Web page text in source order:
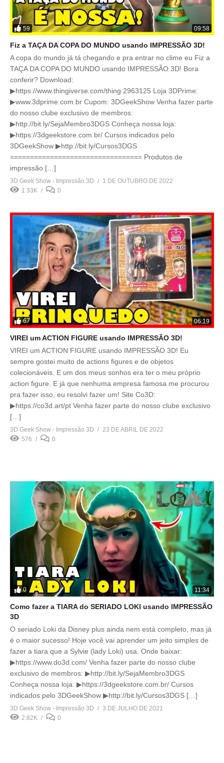
59 09:58
Fiz a TAÇA DA COPA DO MUNDO usando IMPRESSÃO 3D!
A copa do mundo já tá chegando e pra entrar no clime eu Fiz a
TAÇA DA COPA DO MUNDO usando IMPRESSÃO 3D! Bora
conferir? Download:
▶https://www.thingiverse.com/thing:2963125 Loja 3DPrime:
▶www.3dprime.com.br Cupom: 3DGeekShow Venha fazer parte
do nosso clube exclusivo de membros:
▶http://bit.ly/SejaMembro3DGS Conheça nossa loja:
▶https://3dgeekstore.com.br/ Cursos indicados pelo
3DGeekShow ▶http://bit.ly/Cursos3DGS
================================= Produtos de
impressão […]
3D Geek Show - Impressão 3D
1 DE OUTUBRO DE 2022
1.33K
0
67 06:19
VIREI um ACTION FIGURE usando IMPRESSÃO 3D!
VIREI um ACTION FIGURE usando IMPRESSÃO 3D! Eu
sempre gostei muito de actions figures e de objetos
colecionáveis. E um dos meus sonhos era ter o meu próprio
action figure. E já que nenhuma empresa famosa me procurou
pra fazer isso, eu resolvi fazer um! Site Co3D:
▶https://co3d.art/pt Venha fazer parte do nosso clube exclusivo
[…]
3D Geek Show - Impressão 3D
23 DE ABRIL DE 2022
576
0
0 11:34
Como fazer a TIARA do SERIADO LOKI usando IMPRESSÃO
3D
O seriado Loki da Disney plus ainda nem está completo, mas já
é o maior sucesso! Hoje você vai aprender um jeito simples de
fazer a tiara que a Sylvie (lady Loki) usa. Onde baixar:
▶https://www.do3d.com/ Venha fazer parte do nosso clube
exclusivo de membros: ▶http://bit.ly/SejaMembro3DGS
Conheça nossa loja: ▶https://3dgeekstore.com.br/ Cursos
indicados pelo 3DGeekShow ▶http://bit.ly/Cursos3DGS […]
3D Geek Show - Impressão 3D
3 DE JULHO DE 2021
2.82K
0